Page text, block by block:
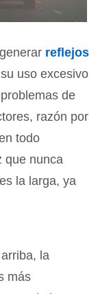
reflejos
uso excesivo
de
razón por
todo
que nunca
la larga, ya
la
más